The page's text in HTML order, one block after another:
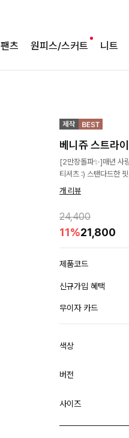
팬츠 원피스/스커트 니트
베니쥬 스트라
[2만장돌파✨]매년 사
티셔츠 :) 스탠다드한
개 리뷰
24,400
11%21,800
제품코드
신규가입 혜택
무이자 카드
색상
버전
사이즈